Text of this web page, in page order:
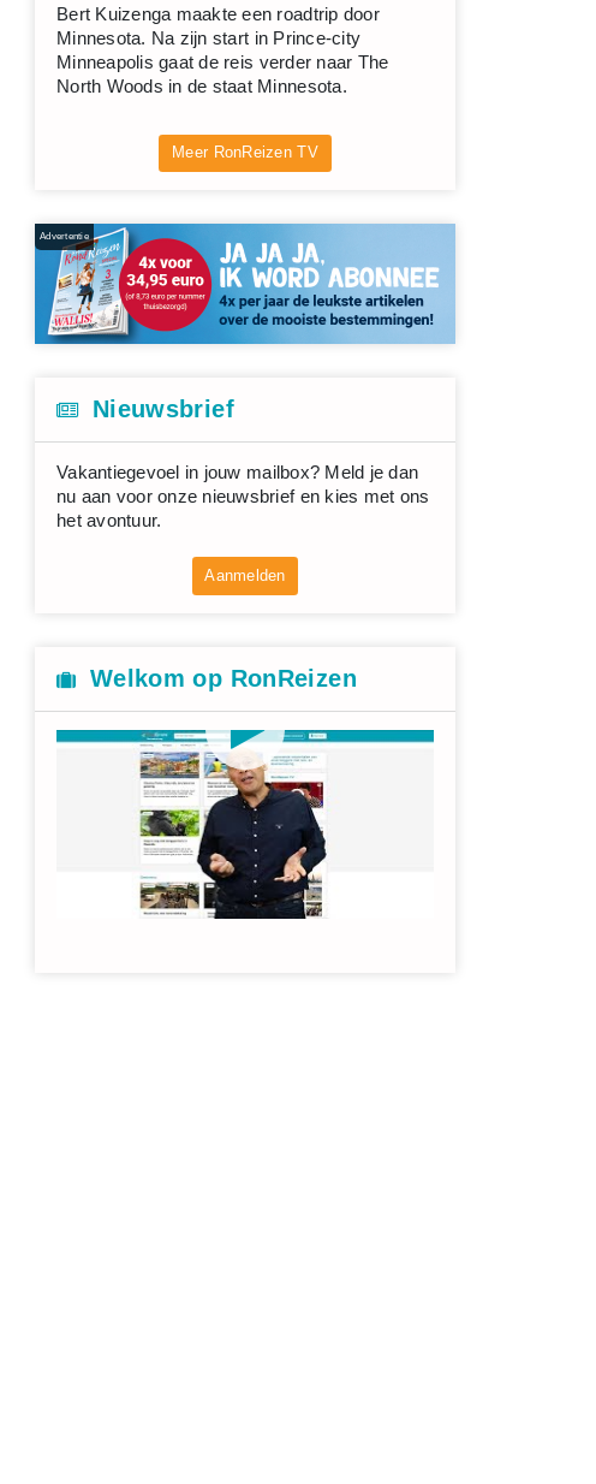
Bert Kuizenga maakte een roadtrip door
Minnesota. Na zijn start in Prince-city
Minneapolis gaat de reis verder naar The
North Woods in de staat Minnesota.
Meer RonReizen TV
Advertentie
Nieuwsbrief
Vakantiegevoel in jouw mailbox? Meld je dan
nu aan voor onze nieuwsbrief en kies met ons
het avontuur.
Aanmelden
Welkom op RonReizen